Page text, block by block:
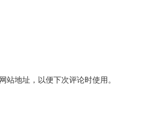
站地址，以便下次评论时使用。